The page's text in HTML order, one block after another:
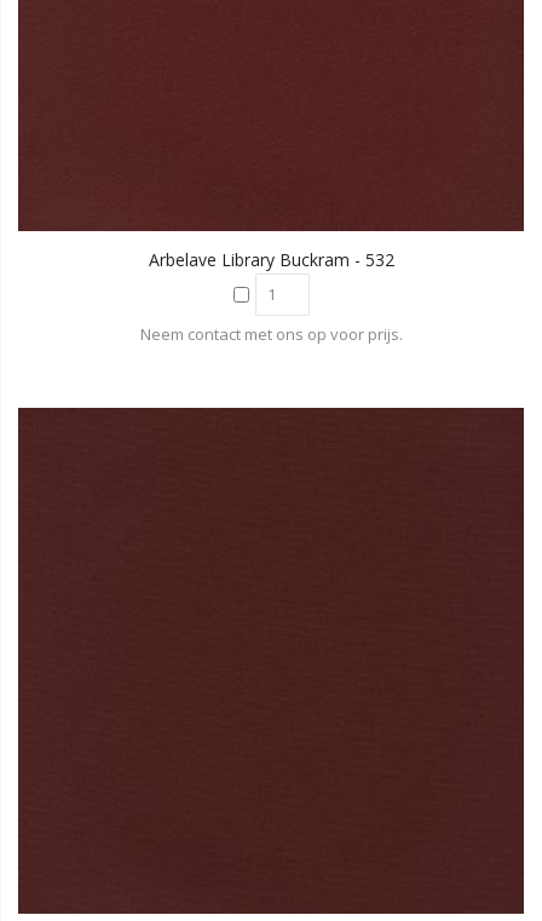
Arbelave Library Buckram - 532
Neem contact met ons op voor prijs.